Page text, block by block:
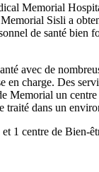
Memorial
Sisli a
de santé
avec de
en charge. Des
un
dans un
1 centre de